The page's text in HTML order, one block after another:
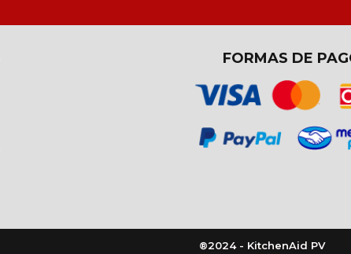
FORMAS DE
®2024 - KitchenAid PV